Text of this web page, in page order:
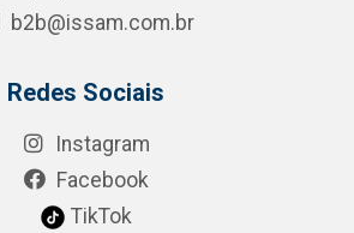
b2b@issam.com.br
Redes Sociais
Instagram
Facebook
TikTok